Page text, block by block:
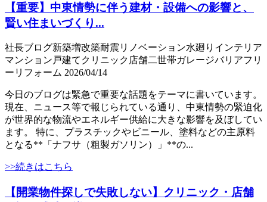
【重要】中東情勢に伴う建材・設備への影響と、
賢い住まいづくり...
社長ブログ新築増改築耐震 リノベーション水廻り インテリア
マンション 戸建て クリニック 店舗二世帯ガレージバリアフリ
ー リフォーム 2026/04/14
今日のブログは緊急で重要な話題をテーマに書いています。
現在、ニュース等で報じられている通り、中東情勢の緊迫化
が世界的な物流やエネルギー供給に大きな影響を及ぼしてい
ます。 特に、プラスチックやビニール、塗料などの主原料
となる**「ナフサ（粗製ガソリン）」**の...
>>続きはこちら
【開業物件探しで失敗しない】クリニック・店舗